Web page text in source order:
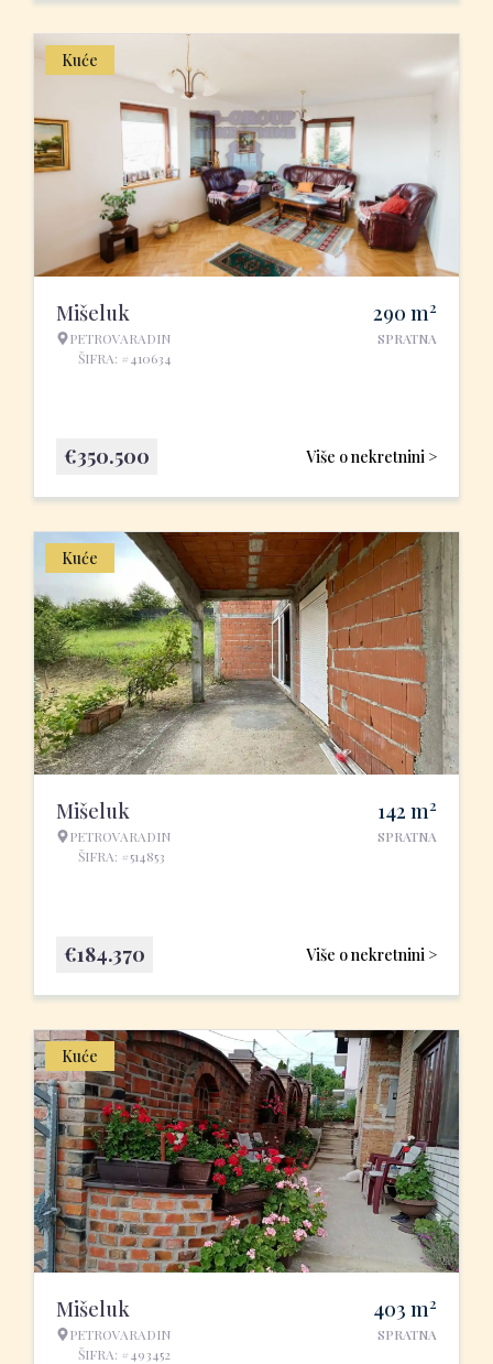
Kuće
Mišeluk
PETROVARADIN
ŠIFRA: #410634
290 m2
SPRATNA
Više o nekretnini >
€350.500
Kuće
Mišeluk
PETROVARADIN
ŠIFRA: #514853
142 m2
SPRATNA
Više o nekretnini >
€184.370
Kuće
Mišeluk
PETROVARADIN
ŠIFRA: #493452
403 m2
SPRATNA